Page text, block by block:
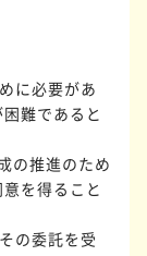
に必要があ
難であると
の推進のため
を得ること
の委託を受